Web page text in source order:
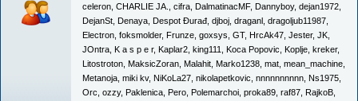
celeron CHARLIE JA. cifra DalmatinacMF, Dannyboy, dejan1972
DejanSt Denaya Despot Đurađ djboj draganl dragoljub11987
Electron foksmolder, Frunze goxsys GT, HrcAk47 Jester, JK
JOntra K a s p e r, Kaplar2 king111 Koca Popovic Koplje kreker,
Litostroton MaksicZoran Malahit Marko1238 mat mean_machine
Metanoja miki kv, NiKoLa27 nikolapetkovic nnnnnnnnnn Ns1975
Orc ozzy, Paklenica Pero Polemarchoi proka89 raf87 RajkoB